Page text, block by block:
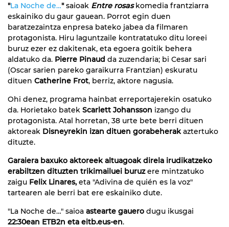
"La Noche de…"saioak Entre rosas komedia frantziarra
eskainiko du gaur gauean. Porrot egin duen
baratzezaintza enpresa bateko jabea da filmaren
protagonista. Hiru laguntzaile kontratatuko ditu loreei
buruz ezer ez dakitenak, eta egoera goitik behera
aldatuko da. Pierre Pinaud da zuzendaria; bi Cesar sari
(Oscar sarien pareko garaikurra Frantzian) eskuratu
dituen Catherine Frot, berriz, aktore nagusia.
Ohi denez, programa hainbat erreportajerekin osatuko
da. Horietako batek Scarlett Johansson izango du
protagonista. Atal horretan, 38 urte bete berri dituen
aktoreak Disneyrekin izan dituen gorabeherakaztertuko
dituzte.
Garaiera baxuko aktoreek altuagoak direla irudikatzeko
erabiltzen dituzten trikimailuei buruzere mintzatuko
zaigu Felix Linares, eta "Adivina de quién es la voz"
tartearen ale berri bat ere eskainiko dute.
"La Noche de…" saioa astearte gauero dugu ikusgai
22:30ean ETB2n eta eitb.eus-en.